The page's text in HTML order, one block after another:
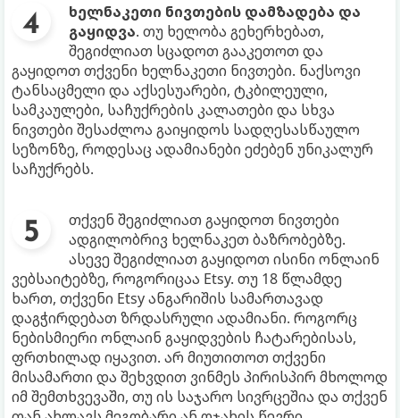
ხელნაკეთი ნივთების დამზადება და
გაყიდვა. თუ ხელობა გეხერხებათ,
შეგიძლიათ სცადოთ გააკეთოთ და
გაყიდოთ თქვენი ხელნაკეთი ნივთები. ნაქსოვი
ტანსაცმელი და აქსესუარები, ტკბილეული,
სამკაულები, საჩუქრების კალათები და სხვა
ნივთები შესაძლოა გაიყიდოს სადღესასწაულო
სეზონზე, როდესაც ადამიანები ეძებენ უნიკალურ
საჩუქრებს.
თქვენ შეგიძლიათ გაყიდოთ ნივთები
ადგილობრივ ხელნაკეთ ბაზრობებზე.
ასევე შეგიძლიათ გაყიდოთ ისინი ონლაინ
ვებსაიტებზე, როგორიცაა Etsy. თუ 18 წლამდე
ხართ, თქვენი Etsy ანგარიშის სამართავად
დაგჭირდებათ ზრდასრული ადამიანი. როგორც
ნებისმიერი ონლაინ გაყიდვების ჩატარებისას,
ფრთხილად იყავით. არ მიუთითოთ თქვენი
მისამართი და შეხვდით ვინმეს პირისპირ მხოლოდ
იმ შემთხვევაში, თუ ის საჯარო სივრცეშია და თქვენ